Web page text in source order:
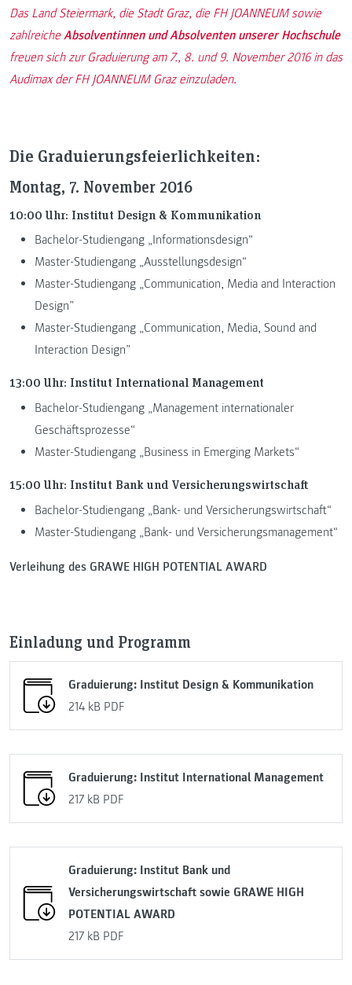
Das Land Steiermark, die Stadt Graz, die FH JOANNEUM sowie
zahlreiche Absolventinnen und Absolventen unserer Hochschule
freuen sich zur Graduierung am 7., 8. und 9. November 2016 in das
Audimax der FH JOANNEUM Graz einzuladen.
Die Graduierungsfeierlichkeiten:
Montag, 7. November 2016
10:00 Uhr: Institut Design & Kommunikation
Bachelor-Studiengang „Informationsdesign“
Master-Studiengang „Ausstellungsdesign“
Master-Studiengang „Communication, Media and Interaction
Design”
Master-Studiengang „Communication, Media, Sound and
Interaction Design”
13:00 Uhr: Institut International Management
Bachelor-Studiengang „Management internationaler
Geschäftsprozesse“
Master-Studiengang „Business in Emerging Markets“
15:00 Uhr: Institut Bank und Versicherungswirtschaft
Bachelor-Studiengang „Bank- und Versicherungswirtschaft“
Master-Studiengang „Bank- und Versicherungsmanagement“
Verleihung des GRAWE HIGH POTENTIAL AWARD
Einladung und Programm
Graduierung: Institut Design & Kommunikation
214 kB PDF
Graduierung: Institut International Management
217 kB PDF
Graduierung: Institut Bank und
Versicherungswirtschaft sowie GRAWE HIGH
POTENTIAL AWARD
217 kB PDF